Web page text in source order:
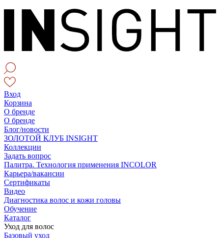
Вход
Корзина
О бренде
О бренде
Блог/новости
ЗОЛОТОЙ КЛУБ INSIGHT
Коллекции
Задать вопрос
Палитра. Технология применения INCOLOR
Карьера/вакансии
Сертификаты
Видео
Диагностика волос и кожи головы
Обучение
Каталог
Уход для волос
Базовый уход